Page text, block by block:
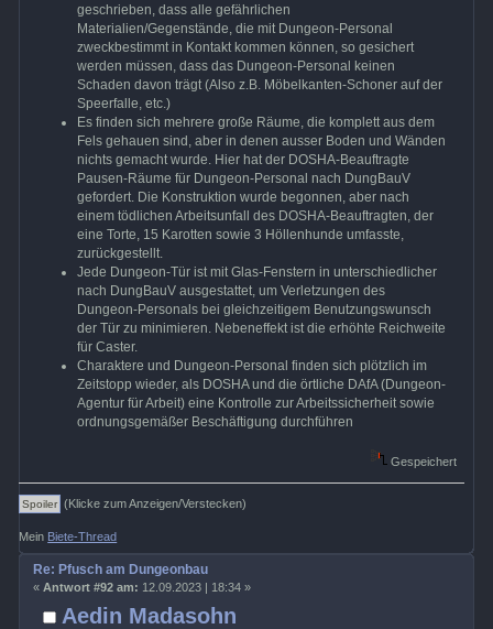
geschrieben, dass alle gefährlichen
Materialien/Gegenstände, die mit Dungeon-Personal
zweckbestimmt in Kontakt kommen können, so gesichert
werden müssen, dass das Dungeon-Personal keinen
Schaden davon trägt (Also z.B. Möbelkanten-Schoner auf der
Speerfalle, etc.)
Es finden sich mehrere große Räume, die komplett aus dem
Fels gehauen sind, aber in denen ausser Boden und Wänden
nichts gemacht wurde. Hier hat der DOSHA-Beauftragte
Pausen-Räume für Dungeon-Personal nach DungBauV
gefordert. Die Konstruktion wurde begonnen, aber nach
einem tödlichen Arbeitsunfall des DOSHA-Beauftragten, der
eine Torte, 15 Karotten sowie 3 Höllenhunde umfasste,
zurückgestellt.
Jede Dungeon-Tür ist mit Glas-Fenstern in unterschiedlicher
nach DungBauV ausgestattet, um Verletzungen des
Dungeon-Personals bei gleichzeitigem Benutzungswunsch
der Tür zu minimieren. Nebeneffekt ist die erhöhte Reichweite
für Caster.
Charaktere und Dungeon-Personal finden sich plötzlich im
Zeitstopp wieder, als DOSHA und die örtliche DAfA (Dungeon-
Agentur für Arbeit) eine Kontrolle zur Arbeitssicherheit sowie
ordnungsgemäßer Beschäftigung durchführen
Gespeichert
(Klicke zum Anzeigen/Verstecken)
Mein Biete-Thread
Aedin Madasohn
Re: Pfusch am Dungeonbau
« Antwort #92 am: 12.09.2023 | 18:34 »